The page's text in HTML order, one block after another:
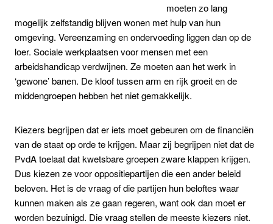
moeten zo lang
mogelijk zelfstandig blijven wonen met hulp van hun
omgeving. Vereenzaming en ondervoeding liggen dan op de
loer. Sociale werkplaatsen voor mensen met een
arbeidshandicap verdwijnen. Ze moeten aan het werk in
‘gewone’ banen. De kloof tussen arm en rijk groeit en de
middengroepen hebben het niet gemakkelijk.
Kiezers begrijpen dat er iets moet gebeuren om de financiën
van de staat op orde te krijgen. Maar zij begrijpen niet dat de
PvdA toelaat dat kwetsbare groepen zware klappen krijgen.
Dus kiezen ze voor oppositiepartijen die een ander beleid
beloven. Het is de vraag of die partijen hun beloftes waar
kunnen maken als ze gaan regeren, want ook dan moet er
worden bezuinigd. Die vraag stellen de meeste kiezers niet.